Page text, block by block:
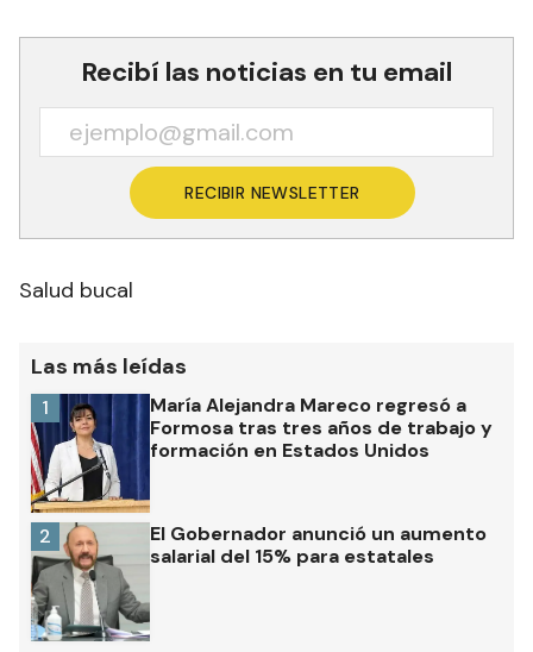
Recibí las noticias en tu email
RECIBIR NEWSLETTER
Salud bucal
Las más leídas
María Alejandra Mareco regresó a
Formosa tras tres años de trabajo y
formación en Estados Unidos
1
El Gobernador anunció un aumento
salarial del 15% para estatales
2